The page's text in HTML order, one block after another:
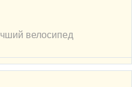
велосипед